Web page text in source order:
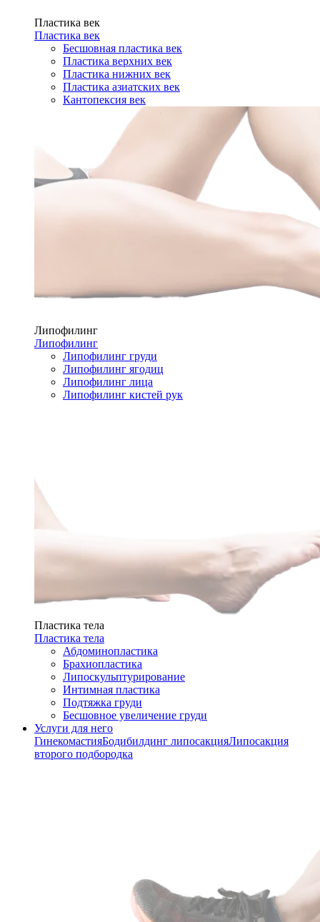
Пластика век
Пластика век
Бесшовная пластика век
Пластика верхних век
Пластика нижних век
Пластика азиатских век
Кантопексия век
Липофилинг
Липофилинг
Липофилинг груди
Липофилинг ягодиц
Липофилинг лица
Липофилинг кистей рук
Пластика тела
Пластика тела
Абдоминопластика
Брахиопластика
Липоскульптурирование
Интимная пластика
Подтяжка груди
Бесшовное увеличение груди
Услуги для него
ГинекомастияБодибилдинг липосакцияЛипосакция
второго подбородка